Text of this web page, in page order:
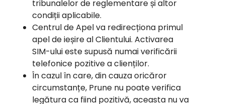
tribunalelor de reglementare și altor
condiții aplicabile.
Centrul de Apel va redirecționa primul
apel de ieșire al Clientului. Activarea
SIM-ului este supusă numai verificării
telefonice pozitive a clienților.
În cazul în care, din cauza oricăror
circumstanțe, Prune nu poate verifica
legătura ca fiind pozitivă, aceasta nu va